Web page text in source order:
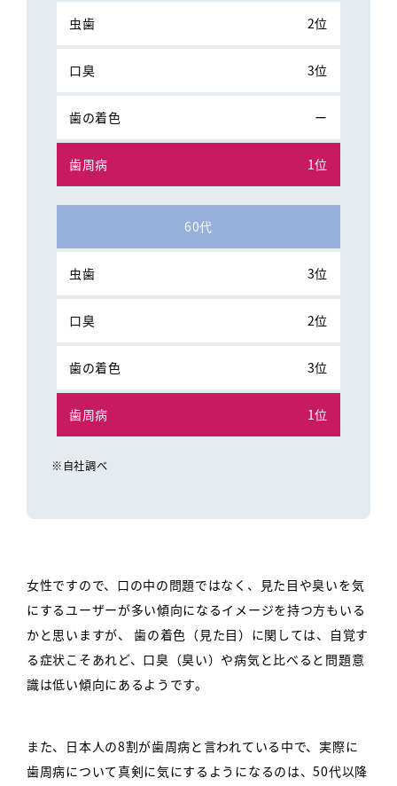
2位
3位
ー
1位
60代
3位
2位
3位
1位
※自社調べ
女性ですので、口の中の問題ではなく、見た目や臭いを気
にするユーザーが多い傾向になるイメージを持つ方もいる
かと思いますが、
歯の着色（見た目）に関しては、自覚す
る症状こそあれど、口臭（臭い）や病気と比べると問題意
識は低い傾向にあるようです。
また、日本人の8割が歯周病と言われている中で、実際に
歯周病について真剣に気にするようになるのは、50代以降